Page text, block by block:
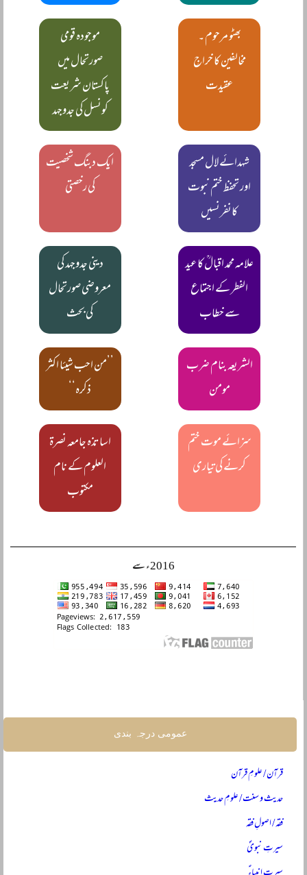
بھٹو مرحوم ۔
مخالفین کا خراجِ
عقیدت
موجودہ قومی
صورتحال میں
پاکستان شریعت
کونسل کی جدوجہد
شہدائے لال مسجد
اور تحفظ ختم نبوت
کانفرنسیں
ایک دبنگ شخصیت
کی رخصتی
علامہ محمد اقبالؒ کا عید
الفطر کے اجتماع
سے خطاب
دینی جدوجہد کی
معروضی صورتحال
کی بحث
الشریعہ بنام ضرب
مومن
’’من احب شیئا اکثر
ذکرہ‘‘
سزائے موت ختم
کرنے کی تیاری
اساتذہ جامعہ نصرۃ
العلوم کے نام
مکتوب
2016ء سے
عمومی درجہ بندی
قرآن / علومِ قرآن
حدیث و سنت / علومِ حدیث
فقہ / اصولِ فقہ
سیرتِ نبویؐ